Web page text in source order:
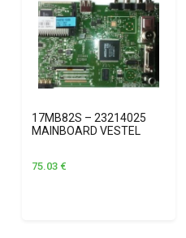
17MB82S – 23214025
MAINBOARD VESTEL
75.03 €